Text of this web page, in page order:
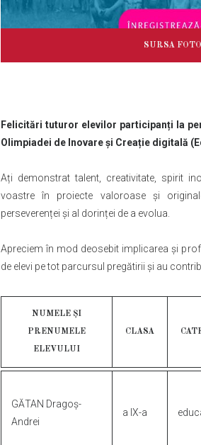
SURSA
Felicitări tuturor elevilor participanți la
Olimpiadei de Inovare și Creație digitală
Ați demonstrat talent, creativitate, spirit
voastre în proiecte valoroase și
perseverenței și al dorinței de a evolua.
Apreciem în mod deosebit implicarea și
de elevi pe tot parcursul pregătirii și au
NUMELE ȘI
PRENUMELE
ELEVULUI
CLASA
GĂTAN Dragoș-
Andrei
a IX-a